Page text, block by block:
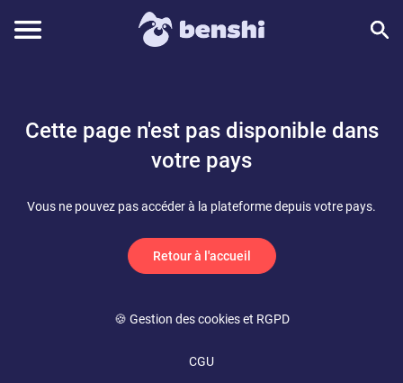
Cette page n'est pas disponible dans
votre pays
Vous ne pouvez pas accéder à la plateforme depuis votre pays.
Retour à l'accueil
🍪 Gestion des cookies et RGPD
CGU